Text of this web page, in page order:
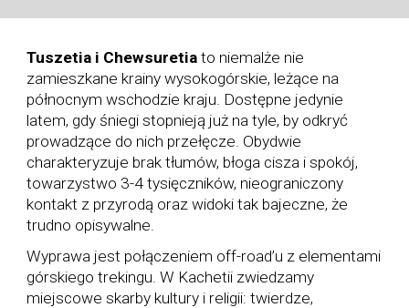
Tuszetia i Chewsuretia to niemalże nie
zamieszkane krainy wysokogórskie, leżące na
północnym wschodzie kraju. Dostępne jedynie
latem, gdy śniegi stopnieją już na tyle, by odkryć
prowadzące do nich przełęcze. Obydwie
charakteryzuje brak tłumów, błoga cisza i spokój,
towarzystwo 3-4 tysięczników, nieograniczony
kontakt z przyrodą oraz widoki tak bajeczne, że
trudno opisywalne.
Wyprawa jest połączeniem off-road’u z elementami
górskiego trekingu. W Kachetii zwiedzamy
miejscowe skarby kultury i religii: twierdze,